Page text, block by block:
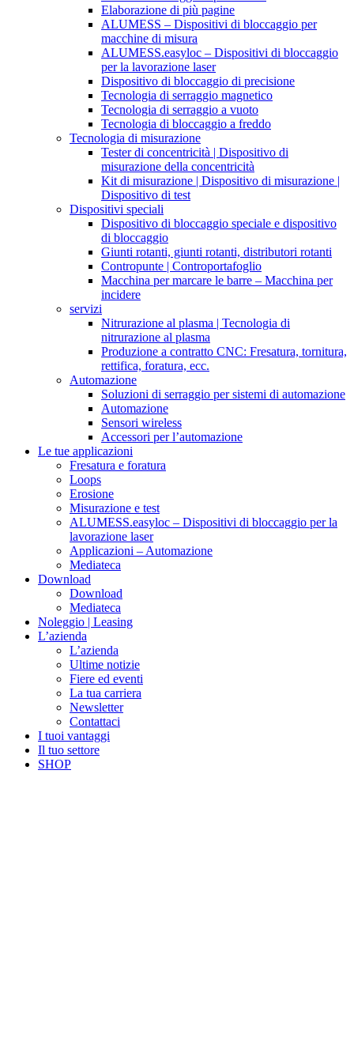
Elaborazione di più pagine
ALUMESS – Dispositivi di bloccaggio per
macchine di misura
ALUMESS.easyloc – Dispositivi di bloccaggio
per la lavorazione laser
Dispositivo di bloccaggio di precisione
Tecnologia di serraggio magnetico
Tecnologia di serraggio a vuoto
Tecnologia di bloccaggio a freddo
Tecnologia di misurazione
Tester di concentricità | Dispositivo di
misurazione della concentricità
Kit di misurazione | Dispositivo di misurazione |
Dispositivo di test
Dispositivi speciali
Dispositivo di bloccaggio speciale e dispositivo
di bloccaggio
Giunti rotanti, giunti rotanti, distributori rotanti
Contropunte | Controportafoglio
Macchina per marcare le barre – Macchina per
incidere
servizi
Nitrurazione al plasma | Tecnologia di
nitrurazione al plasma
Produzione a contratto CNC: Fresatura, tornitura,
rettifica, foratura, ecc.
Automazione
Soluzioni di serraggio per sistemi di automazione
Automazione
Sensori wireless
Accessori per l’automazione
Le tue applicazioni
Fresatura e foratura
Loops
Erosione
Misurazione e test
ALUMESS.easyloc – Dispositivi di bloccaggio per la
lavorazione laser
Applicazioni – Automazione
Mediateca
Download
Download
Mediateca
Noleggio | Leasing
L’azienda
L’azienda
Ultime notizie
Fiere ed eventi
La tua carriera
Newsletter
Contattaci
I tuoi vantaggi
Il tuo settore
SHOP